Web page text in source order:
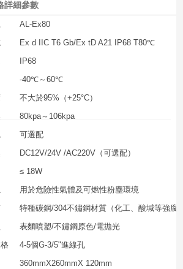
詳細參數
AL-Ex80
Ex d IIC T6 Gb/Ex tD A21 IP68 T80℃
IP68
-40℃～60℃
不大於95%（+25°C）
80kpa～106kpa
可選配
DC12V/24V /AC220V（可選配）
≤ 18W
用於危險性氣體及可燃性粉塵環境
特種碳鋼/304不鏽鋼材質（化工、酸堿等強腐
表麵噴塑/不鏽鋼原色/電拋光
4-5個G-3/5"進線孔
360mmX260mmX 120mm